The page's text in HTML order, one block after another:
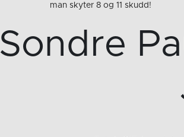
man skyter 8 og 11 skudd!
Sondre